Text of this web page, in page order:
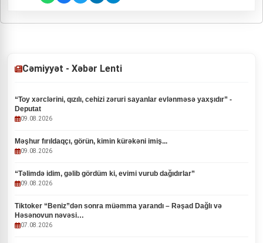
Cəmiyyət - Xəbər Lenti
“Toy xərclərini, qızılı, cehizi zəruri sayanlar evlənməsə yaxşıdır” -
Deputat
09.08.2026
Məşhur fırıldaqçı, görün, kimin kürəkəni imiş...
09.08.2026
“Təlimdə idim, gəlib gördüm ki, evimi vurub dağıdırlar”
09.08.2026
Tiktoker “Beniz”dən sonra müəmma yarandı – Rəşad Dağlı və
Həsənovun nəvəsi…
07.08.2026